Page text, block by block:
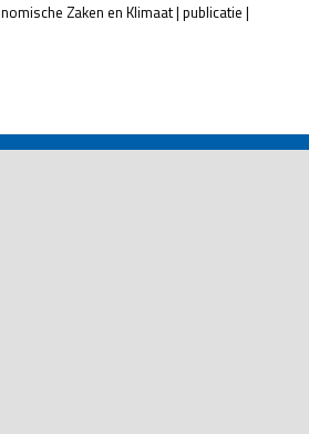
Zaken en Klimaat | publicatie |